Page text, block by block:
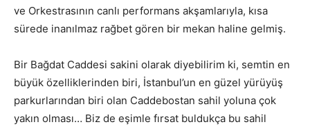
ve Orkestrasının canlı performans akşamlarıyla, kısa
sürede inanılmaz rağbet gören bir mekan haline gelmiş.
Bir Bağdat Caddesi sakini olarak diyebilirim ki, semtin en
büyük özelliklerinden biri, İstanbul’un en güzel yürüyüş
parkurlarından biri olan Caddebostan sahil yoluna çok
yakın olması… Biz de eşimle fırsat buldukça bu sahil